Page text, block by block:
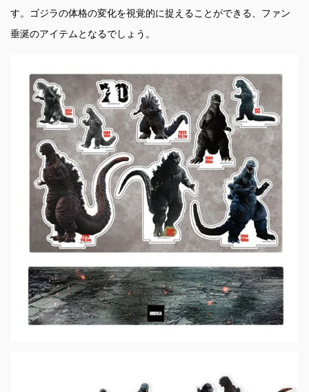
す。ゴジラの体格の変化を視覚的に捉えることができる、ファン
垂涎のアイテムとなるでしょう。